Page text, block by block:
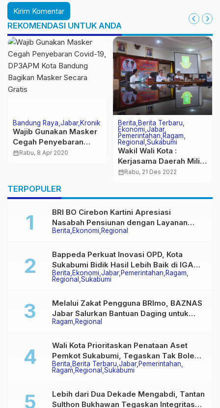
REKOMENDASI UNTUK ANDA
Bandung Raya Jabar Kronik
Wajib Gunakan Masker
Cegah Penyebaran
Covid-19, DP3APM Kota
calendar_monthRabu, 8 Apr 2020
Berita Berita Terbaru
Ekonomi Jabar
Pemerintahan Ragam
Regional Sukabumi
Wakil Wali Kota :
Kerjasama Daerah Miliki
Peran Strategis
calendar_monthRabu, 21 Des 2022
TERPOPULER
Berita Ekonomi Regional
BRI BO Cirebon Kartini Apresiasi
Nasabah Pensiunan dengan Layanan
Terpadu, Literasi Keuangan hingga
Berita Ekonomi Jabar Pemerintahan Ragam
Regional Sukabumi
Bappeda Perkuat Inovasi OPD, Kota
Sukabumi Bidik Hasil Lebih Baik di IGA
2026
Ragam Regional
Melalui Zakat Pengguna BRImo, BAZNAS
Jabar Salurkan Bantuan Daging untuk
Masyarakat Desa Ciririp
Berita Berita Terbaru Jabar Pemerintahan
Ragam Regional Sukabumi
Wali Kota Prioritaskan Penataan Aset
Pemkot Sukabumi, Tegaskan Tak Boleh
Ada Lagi Sengketa Lahan
Lebih dari Dua Dekade Mengabdi, Tantan
Sulthon Bukhawan Tegaskan Integritas